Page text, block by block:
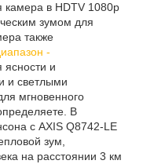
камера в HDTV 1080p
зумом для
также
-
ясности и
и светлыми
мгновенного
В
с AXIS Q8742-LE
зум,
на расстоянии 3 км